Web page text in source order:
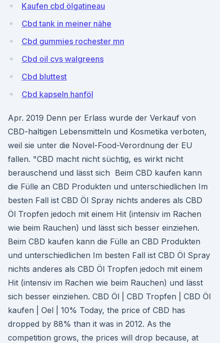
Kaufen cbd ölgatineau
Cbd tank in meiner nähe
Cbd gummies rochester mn
Cbd oil cvs walgreens
Cbd bluttest
Cbd kapseln hanföl
Apr. 2019 Denn per Erlass wurde der Verkauf von
CBD-haltigen Lebensmitteln und Kosmetika verboten,
weil sie unter die Novel-Food-Verordnung der EU
fallen. "CBD macht nicht süchtig, es wirkt nicht
berauschend und lässt sich Beim CBD kaufen kann
die Fülle an CBD Produkten und unterschiedlichen Im
besten Fall ist CBD Öl Spray nichts anderes als CBD
Öl Tropfen jedoch mit einem Hit (intensiv im Rachen
wie beim Rauchen) und lässt sich besser einziehen.
Beim CBD kaufen kann die Fülle an CBD Produkten
und unterschiedlichen Im besten Fall ist CBD Öl Spray
nichts anderes als CBD Öl Tropfen jedoch mit einem
Hit (intensiv im Rachen wie beim Rauchen) und lässt
sich besser einziehen. CBD Öl | CBD Tropfen | CBD Öl
kaufen | Oel | 10% Today, the price of CBD has
dropped by 88% than it was in 2012. As the
competition grows, the prices will drop because, at